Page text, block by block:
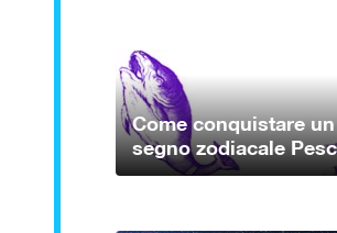
Come conquistare
segno zodiacale